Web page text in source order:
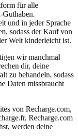
für alle
Guthaben.
und in jeder Sprache
sodass der Kauf von
Welt kinderleicht ist.
wir manchmal
dir, deine
zu behandeln, sodass
Daten missbraucht
von Recharge.com,
Recharge.com
werden deine